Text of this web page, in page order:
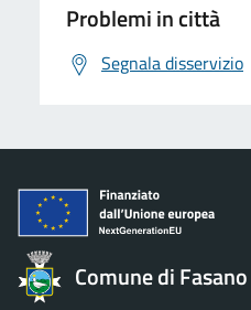
Problemi in città
Segnala disservizio
Comune di Fasano